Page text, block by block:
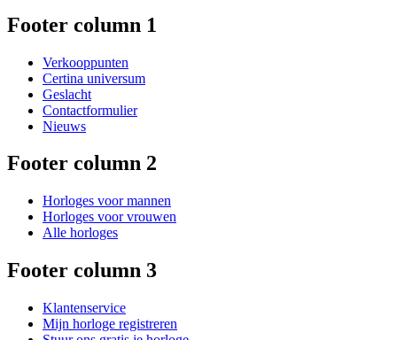
Footer column 1
Verkooppunten
Certina universum
Geslacht
Contactformulier
Nieuws
Footer column 2
Horloges voor mannen
Horloges voor vrouwen
Alle horloges
Footer column 3
Klantenservice
Mijn horloge registreren